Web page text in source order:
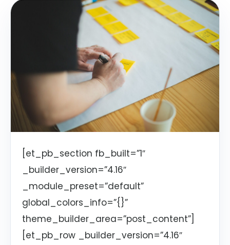
[et_pb_section fb_built=”1″
_builder_version=”4.16″
_module_preset=”default”
global_colors_info=”{}”
theme_builder_area=”post_content”]
[et_pb_row _builder_version=”4.16″